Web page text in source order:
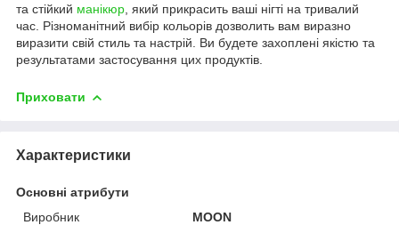
та стійкий манікюр , який прикрасить ваші нігті на тривалий
час. Різноманітний вибір кольорів дозволить вам виразно
виразити свій стиль та настрій. Ви будете захоплені якістю та
результатами застосування цих продуктів.
Приховати
Характеристики
Основні атрибути
Виробник
MOON